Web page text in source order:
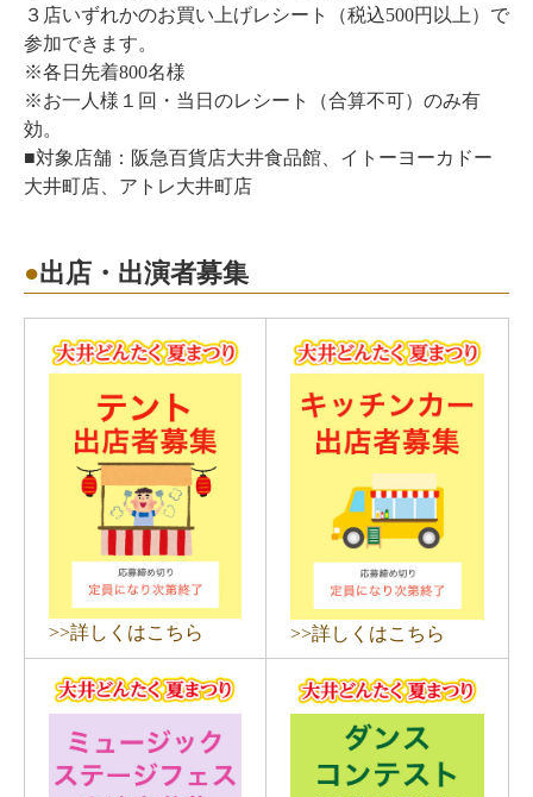
３店いずれかのお買い上げレシート（税込500円以上）で
参加できます。
※各日先着800名様
※お一人様１回・当日のレシート（合算不可）のみ有
効。
■対象店舗：阪急百貨店大井食品館、イトーヨーカドー
大井町店、アトレ大井町店
出店・出演者募集
>>詳しくはこちら >>詳しくはこちら